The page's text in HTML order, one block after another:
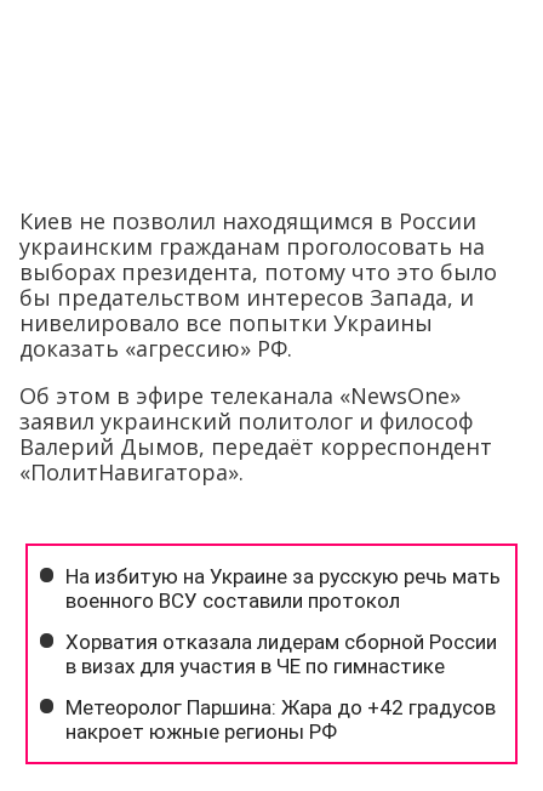
Киев не позволил находящимся в России
украинским гражданам проголосовать на
выборах президента, потому что это было
бы предательством интересов Запада, и
нивелировало все попытки Украины
доказать «агрессию» РФ.
Об этом в эфире телеканала «NewsOne»
заявил украинский политолог и философ
Валерий Дымов, передаёт корреспондент
«ПолитНавигатора».